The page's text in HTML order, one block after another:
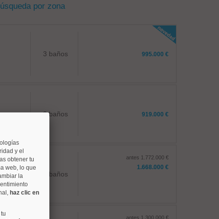
por zona
3 baños 995.000 €
3 baños 919.000 €
3 baños
antes 1.772.000 €
1.668.000 €
antes 1.300.000 €
y el
obtener tu
web, lo que
la
haz clic en